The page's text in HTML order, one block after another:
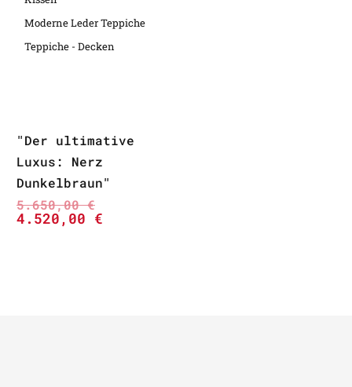
Moderne Leder Teppiche
Teppiche - Decken
"Der ultimative
Luxus: Nerz
Dunkelbraun"
5.650,00€
4.520,00 €